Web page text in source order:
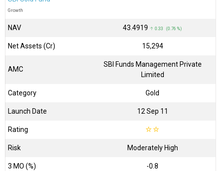
Growth
NAV ₹43.4919 ↑ 0.33 (0.76 %)
Net Assets (Cr) ₹15,294
AMC
SBI Funds Management Private
Limited
Category Gold
Launch Date 12 Sep 11
Rating ☆☆
Risk Moderately High
3 MO (%) -0.8